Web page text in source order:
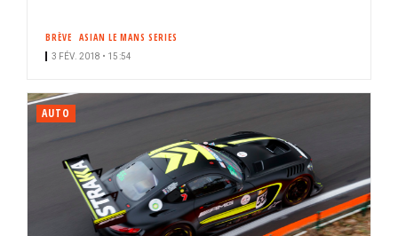
BRÈVE ASIAN LE MANS SERIES
3 FÉV. 2018 • 15:54
AUTO